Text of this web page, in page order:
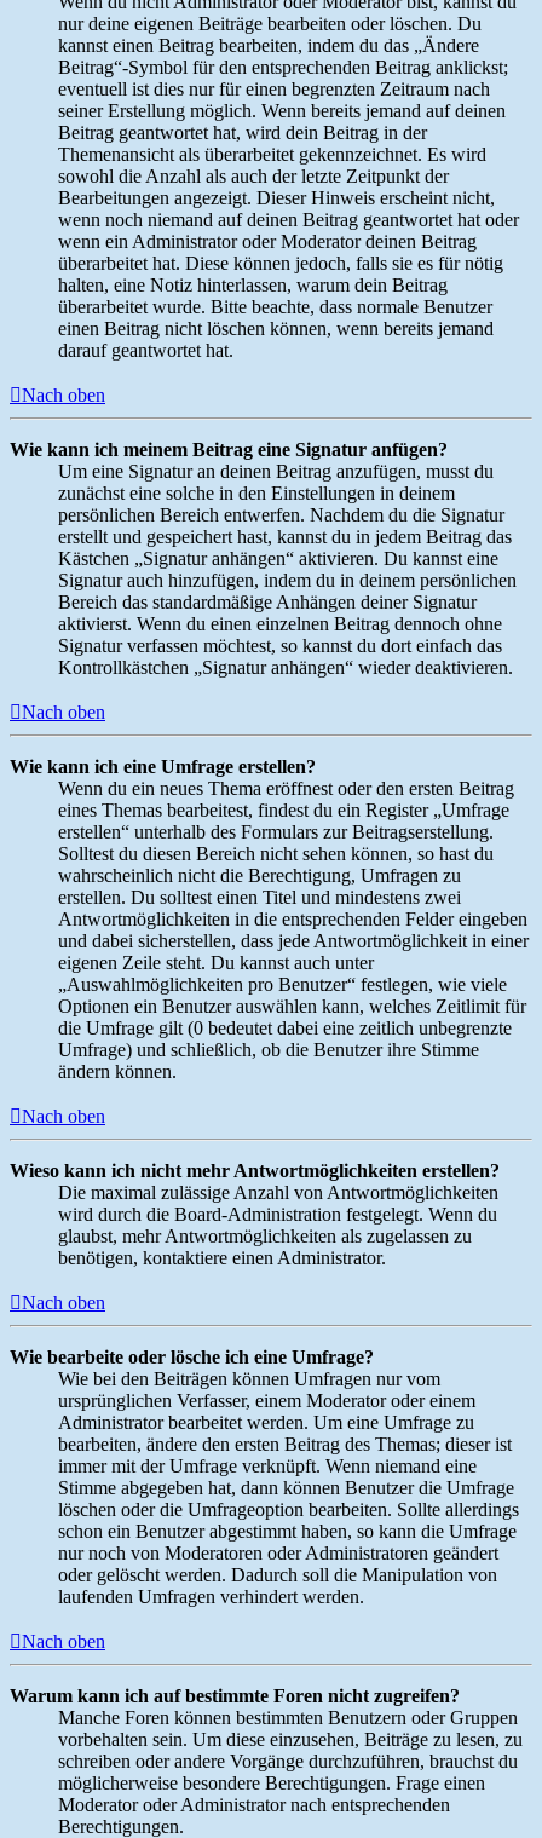
nur deine eigenen Beiträge bearbeiten oder löschen. Du
kannst einen Beitrag bearbeiten, indem du das „Ändere
Beitrag“-Symbol für den entsprechenden Beitrag anklickst;
eventuell ist dies nur für einen begrenzten Zeitraum nach
seiner Erstellung möglich. Wenn bereits jemand auf deinen
Beitrag geantwortet hat, wird dein Beitrag in der
Themenansicht als überarbeitet gekennzeichnet. Es wird
sowohl die Anzahl als auch der letzte Zeitpunkt der
Bearbeitungen angezeigt. Dieser Hinweis erscheint nicht,
wenn noch niemand auf deinen Beitrag geantwortet hat oder
wenn ein Administrator oder Moderator deinen Beitrag
überarbeitet hat. Diese können jedoch, falls sie es für nötig
halten, eine Notiz hinterlassen, warum dein Beitrag
überarbeitet wurde. Bitte beachte, dass normale Benutzer
einen Beitrag nicht löschen können, wenn bereits jemand
darauf geantwortet hat.
Nach oben
Wie kann ich meinem Beitrag eine Signatur anfügen?
Um eine Signatur an deinen Beitrag anzufügen, musst du
zunächst eine solche in den Einstellungen in deinem
persönlichen Bereich entwerfen. Nachdem du die Signatur
erstellt und gespeichert hast, kannst du in jedem Beitrag das
Kästchen „Signatur anhängen“ aktivieren. Du kannst eine
Signatur auch hinzufügen, indem du in deinem persönlichen
Bereich das standardmäßige Anhängen deiner Signatur
aktivierst. Wenn du einen einzelnen Beitrag dennoch ohne
Signatur verfassen möchtest, so kannst du dort einfach das
Kontrollkästchen „Signatur anhängen“ wieder deaktivieren.
Nach oben
Wie kann ich eine Umfrage erstellen?
Wenn du ein neues Thema eröffnest oder den ersten Beitrag
eines Themas bearbeitest, findest du ein Register „Umfrage
erstellen“ unterhalb des Formulars zur Beitragserstellung.
Solltest du diesen Bereich nicht sehen können, so hast du
wahrscheinlich nicht die Berechtigung, Umfragen zu
erstellen. Du solltest einen Titel und mindestens zwei
Antwortmöglichkeiten in die entsprechenden Felder eingeben
und dabei sicherstellen, dass jede Antwortmöglichkeit in einer
eigenen Zeile steht. Du kannst auch unter
„Auswahlmöglichkeiten pro Benutzer“ festlegen, wie viele
Optionen ein Benutzer auswählen kann, welches Zeitlimit für
die Umfrage gilt (0 bedeutet dabei eine zeitlich unbegrenzte
Umfrage) und schließlich, ob die Benutzer ihre Stimme
ändern können.
Nach oben
Wieso kann ich nicht mehr Antwortmöglichkeiten erstellen?
Die maximal zulässige Anzahl von Antwortmöglichkeiten
wird durch die Board-Administration festgelegt. Wenn du
glaubst, mehr Antwortmöglichkeiten als zugelassen zu
benötigen, kontaktiere einen Administrator.
Nach oben
Wie bearbeite oder lösche ich eine Umfrage?
Wie bei den Beiträgen können Umfragen nur vom
ursprünglichen Verfasser, einem Moderator oder einem
Administrator bearbeitet werden. Um eine Umfrage zu
bearbeiten, ändere den ersten Beitrag des Themas; dieser ist
immer mit der Umfrage verknüpft. Wenn niemand eine
Stimme abgegeben hat, dann können Benutzer die Umfrage
löschen oder die Umfrageoption bearbeiten. Sollte allerdings
schon ein Benutzer abgestimmt haben, so kann die Umfrage
nur noch von Moderatoren oder Administratoren geändert
oder gelöscht werden. Dadurch soll die Manipulation von
laufenden Umfragen verhindert werden.
Nach oben
Warum kann ich auf bestimmte Foren nicht zugreifen?
Manche Foren können bestimmten Benutzern oder Gruppen
vorbehalten sein. Um diese einzusehen, Beiträge zu lesen, zu
schreiben oder andere Vorgänge durchzuführen, brauchst du
möglicherweise besondere Berechtigungen. Frage einen
Moderator oder Administrator nach entsprechenden
Berechtigungen.